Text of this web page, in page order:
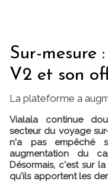
Sur-mesure
V2 et son
La plateforme a
Vialala continue
secteur du voyage
n'a pas empêché
augmentation du
Désormais, c'est sur
qu'ils apportent les